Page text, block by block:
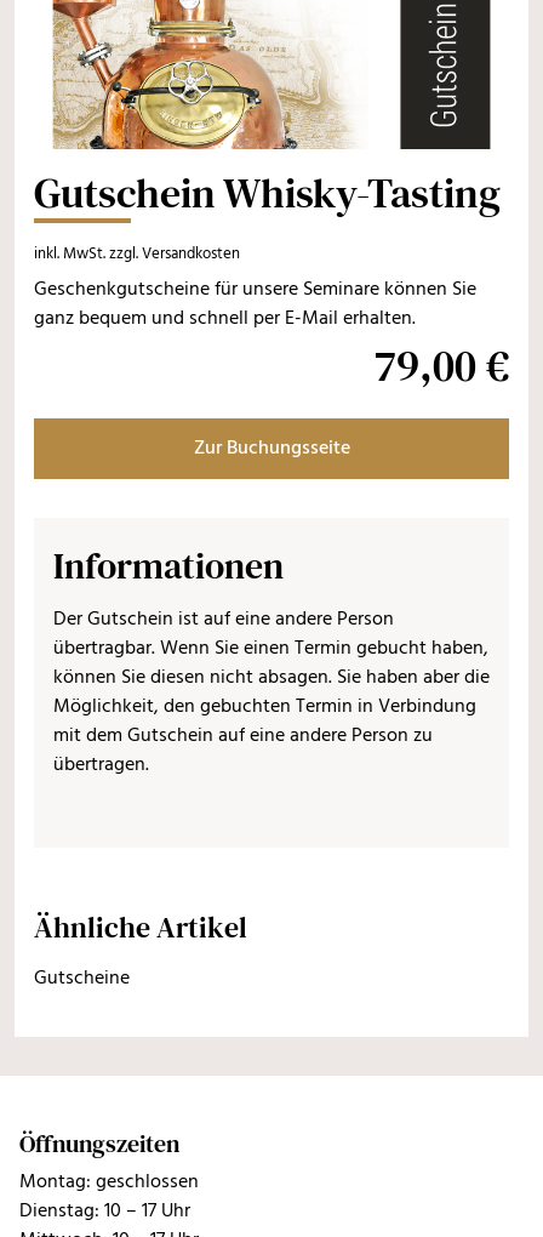
Gutschein Whisky-Tasting
inkl. MwSt. zzgl. Versandkosten
Geschenkgutscheine für unsere Seminare können Sie
ganz bequem und schnell per E-Mail erhalten.
79,00€
Zur Buchungsseite
Informationen
Der Gutschein ist auf eine andere Person
übertragbar. Wenn Sie einen Termin gebucht haben,
können Sie diesen nicht absagen. Sie haben aber die
Möglichkeit, den gebuchten Termin in Verbindung
mit dem Gutschein auf eine andere Person zu
übertragen.
Ähnliche Artikel
Gutscheine
Öffnungszeiten
Montag: geschlossen
Dienstag: 10 – 17 Uhr